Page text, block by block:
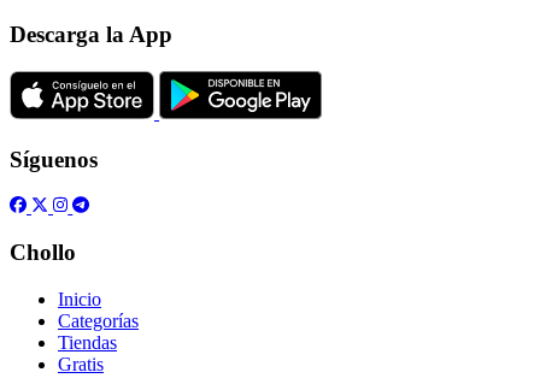
Descarga la App
Síguenos
Chollo
Inicio
Categorías
Tiendas
Gratis